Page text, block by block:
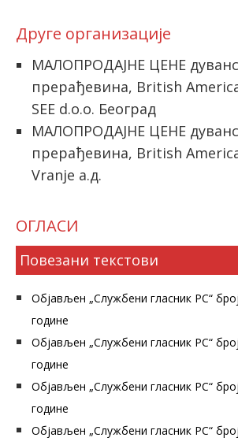
Друге организације
МАЛОПРОДАЈНЕ ЦЕНЕ
прерађевина, British
SEE d.o.o. Београд
МАЛОПРОДАЈНЕ ЦЕНЕ
прерађевина, British
Vranje а.д.
ОГЛАСИ
Повезани текстови
Објављен „Службени гласник РС“
године
Објављен „Службени гласник РС“
године
Објављен „Службени гласник РС“
године
Објављен „Службени гласник РС“